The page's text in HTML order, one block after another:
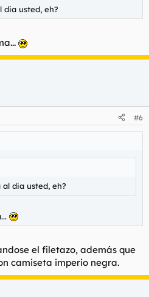
dia usted, eh?
#6
dia usted, eh?
el filetazo, además que
camiseta imperio negra.